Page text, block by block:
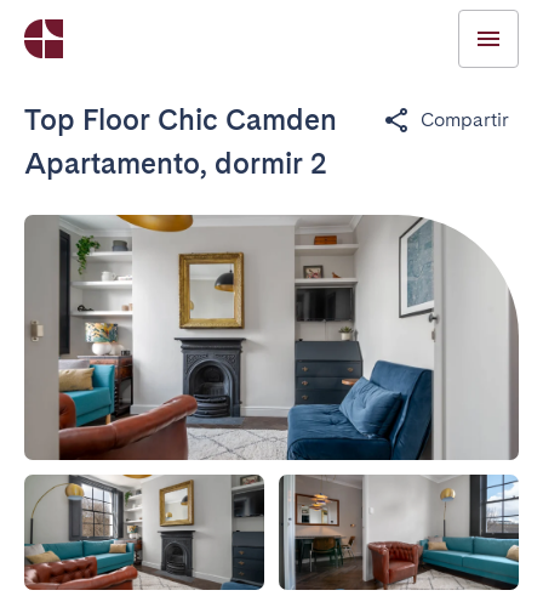
Top Floor Chic Camden
Apartamento, dormir 2
Compartir